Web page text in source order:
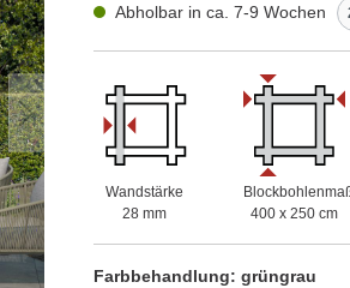
Abholbar in ca. 7-9 Wochen
Wandstärke
28 mm
400 x 250 cm
Farbbehandlung: grüngrau